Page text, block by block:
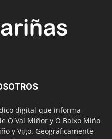
digital que informa
O Val Miñor y O Baixo Miño
y Vigo. Geográficamente